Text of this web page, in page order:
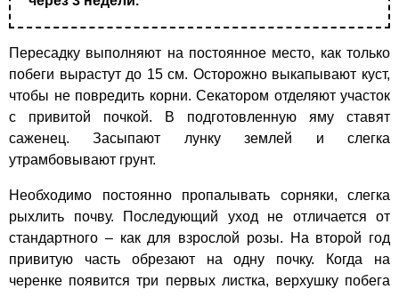
Пересадку выполняют на постоянное место, как только
побеги вырастут до 15 см. Осторожно выкапывают куст,
чтобы не повредить корни. Секатором отделяют участок
с привитой почкой. В подготовленную яму ставят
саженец. Засыпают лунку землей и слегка
утрамбовывают грунт.
Необходимо постоянно пропалывать сорняки, слегка
рыхлить почву. Последующий уход не отличается от
стандартного – как для взрослой розы. На второй год
привитую часть обрезают на одну почку. Когда на
черенке появится три первых листка, верхушку побега